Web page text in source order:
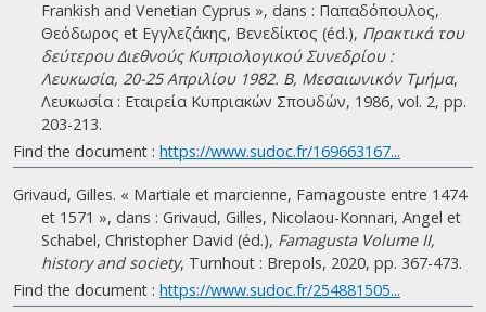
Frankish and Venetian Cyprus », dans : Παπαδόπουλος,
Θεόδωρος et Εγγλεζάκης, Βενεδίκτος (éd.), Πρακτικά του
δεύτερου Διεθνούς Κυπριολογικού Συνεδρίου :
Λευκωσία, 20-25 Απριλίου 1982. B, Μεσαιωνικόν Τμήμα,
Λευκωσία : Εταιρεία Κυπριακών Σπουδών, 1986, vol. 2, pp.
203-213.
Find the document : https://www.sudoc.fr/169663167...
Grivaud, Gilles. « Martiale et marcienne, Famagouste entre 1474
et 1571 », dans : Grivaud, Gilles, Nicolaou-Konnari, Angel et
Schabel, Christopher David (éd.), Famagusta Volume II,
history and society, Turnhout : Brepols, 2020, pp. 367-473.
Find the document : https://www.sudoc.fr/254881505...